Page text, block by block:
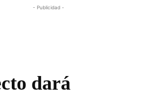
- Publicidad -
dará